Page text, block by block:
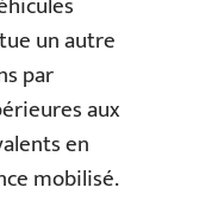
un autre
par
aux
en
mobilisé.